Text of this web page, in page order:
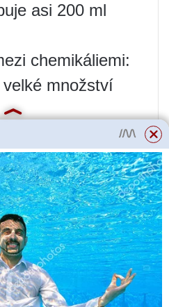
asi 200 ml
chemikáliemi:
množství
činidly;
dopad.
se účinnost
mísit se